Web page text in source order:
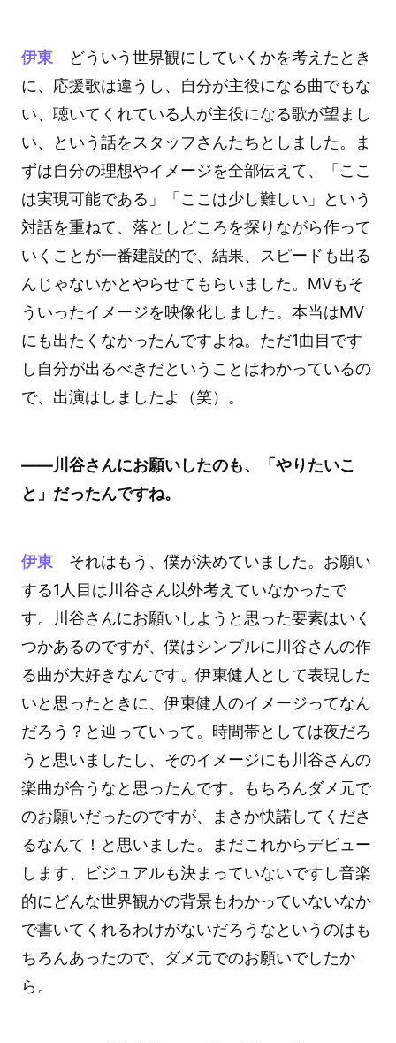
伊東どういう世界観にしていくかを考えたとき
に、応援歌は違うし、自分が主役になる曲でもな
い、聴いてくれている人が主役になる歌が望まし
い、という話をスタッフさんたちとしました。ま
ずは自分の理想やイメージを全部伝えて、「ここ
は実現可能である」「ここは少し難しい」という
対話を重ねて、落としどころを探りながら作って
いくことが一番建設的で、結果、スピードも出る
んじゃないかとやらせてもらいました。MVもそ
ういったイメージを映像化しました。本当はMV
にも出たくなかったんですよね。ただ1曲目です
し自分が出るべきだということはわかっているの
で、出演はしましたよ（笑）。
――川谷さんにお願いしたのも、「やりたいこ
と」だったんですね。
伊東それはもう、僕が決めていました。お願い
する1人目は川谷さん以外考えていなかったで
す。川谷さんにお願いしようと思った要素はいく
つかあるのですが、僕はシンプルに川谷さんの作
る曲が大好きなんです。伊東健人として表現した
いと思ったときに、伊東健人のイメージってなん
だろう？と辿っていって。時間帯としては夜だろ
うと思いましたし、そのイメージにも川谷さんの
楽曲が合うなと思ったんです。もちろんダメ元で
のお願いだったのですが、まさか快諾してくださ
るなんて！と思いました。まだこれからデビュー
します、ビジュアルも決まっていないですし音楽
的にどんな世界観かの背景もわかっていないなか
で書いてくれるわけがないだろうなというのはも
ちろんあったので、ダメ元でのお願いでしたか
ら。